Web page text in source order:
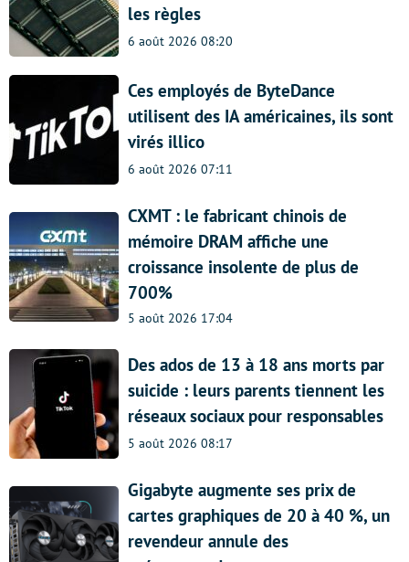
les règles
6 août 2026 08:20
Ces employés de ByteDance
utilisent des IA américaines, ils sont
virés illico
6 août 2026 07:11
CXMT : le fabricant chinois de
mémoire DRAM affiche une
croissance insolente de plus de
700%
5 août 2026 17:04
Des ados de 13 à 18 ans morts par
suicide : leurs parents tiennent les
réseaux sociaux pour responsables
5 août 2026 08:17
Gigabyte augmente ses prix de
cartes graphiques de 20 à 40 %, un
revendeur annule des